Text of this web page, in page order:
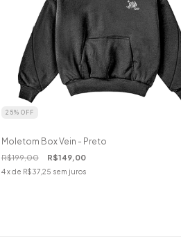
25% OFF
Moletom Box Vein - Preto
R$199,00 R$149,00
4x de R$37,25 sem juros